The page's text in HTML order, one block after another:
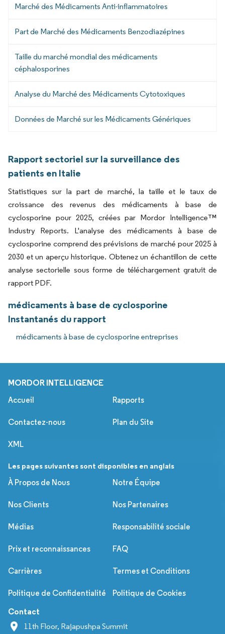
Marché des Médicaments Anti-inflammatoires
Part de Marché des Médicaments Benzodiazépines
Taille du marché mondial des médicaments
céphalosporines
Analyse du Marché des Médicaments Cytotoxiques
Données de Marché sur les Médicaments Génériques
Rapport sectoriel sur la surveillance des
patients en Italie
Statistiques sur la part de marché, la taille et le taux de
croissance des revenus des médicaments à base de
cyclosporine pour 2025, créées par Mordor Intelligence™
Industry Reports. L'analyse des médicaments à base de
cyclosporine comprend des prévisions de marché pour 2025 à
2030 et un aperçu historique. Obtenez un échantillon de cette
analyse sectorielle sous forme de téléchargement gratuit de
rapport PDF.
médicaments à base de cyclosporine
Instantanés du rapport
médicaments à base de cyclosporine entreprises
MORDOR INTELLIGENCE
Accueil Rapports
Contactez-nous Plan du Site
XML
Les pages suivantes sont disponibles en anglais
À Propos de Nous
Notre Équipe
Nos Clients Nos Partenaires
Médias Responsabilité sociale
Prix et reconnaissances FAQ
Carrières Termes et Conditions
Politique de Confidentialité Politique de Cookies
Contact
11th Floor, Rajapushpa Summit